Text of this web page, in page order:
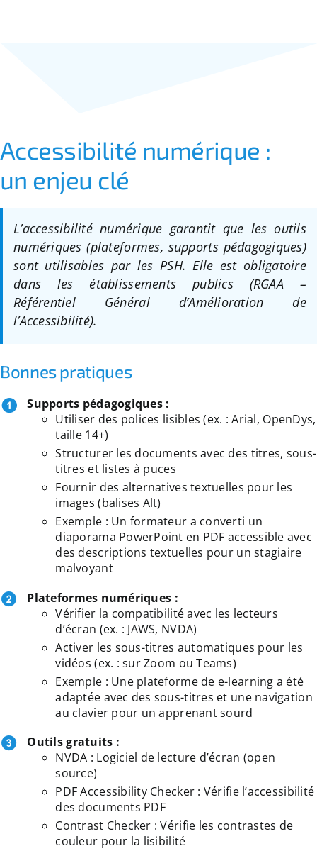
Accessibilité numérique :
un enjeu clé
L’accessibilité numérique garantit que les outils
numériques (plateformes, supports pédagogiques)
sont utilisables par les PSH. Elle est obligatoire
dans les établissements publics (RGAA –
Référentiel Général d’Amélioration de
l’Accessibilité).
Bonnes pratiques
Supports pédagogiques :
Utiliser des polices lisibles (ex. : Arial, OpenDys,
taille 14+)
Structurer les documents avec des titres, sous-
titres et listes à puces
Fournir des alternatives textuelles pour les
images (balises Alt)
Exemple : Un formateur a converti un
diaporama PowerPoint en PDF accessible avec
des descriptions textuelles pour un stagiaire
malvoyant
Plateformes numériques :
Vérifier la compatibilité avec les lecteurs
d’écran (ex. : JAWS, NVDA)
Activer les sous-titres automatiques pour les
vidéos (ex. : sur Zoom ou Teams)
Exemple : Une plateforme de e-learning a été
adaptée avec des sous-titres et une navigation
au clavier pour un apprenant sourd
Outils gratuits :
NVDA : Logiciel de lecture d’écran (open
source)
PDF Accessibility Checker : Vérifie l’accessibilité
des documents PDF
Contrast Checker : Vérifie les contrastes de
couleur pour la lisibilité